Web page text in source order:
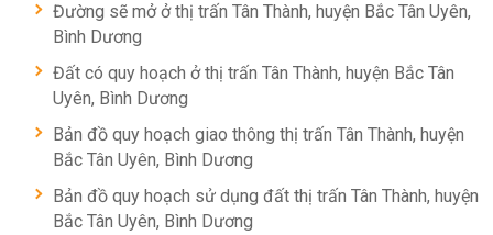
Đường sẽ mở ở thị trấn Tân Thành, huyện Bắc Tân Uyên,
Bình Dương
Đất có quy hoạch ở thị trấn Tân Thành, huyện Bắc Tân
Uyên, Bình Dương
Bản đồ quy hoạch giao thông thị trấn Tân Thành, huyện
Bắc Tân Uyên, Bình Dương
Bản đồ quy hoạch sử dụng đất thị trấn Tân Thành, huyện
Bắc Tân Uyên, Bình Dương